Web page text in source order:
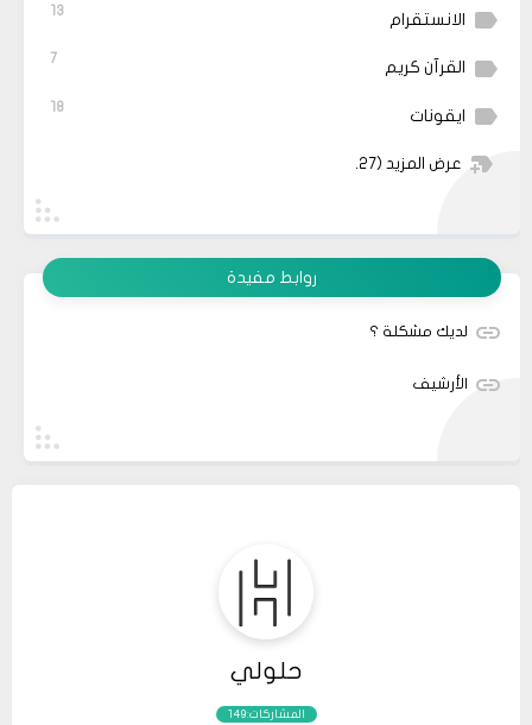
الانستقرام 13
القرآن كريم 7
ايقونات 18
عرض المزيد (27)
روابط مفيدة
لديك مشكلة ؟
الأرشيف
حلولي
المشاركات:149